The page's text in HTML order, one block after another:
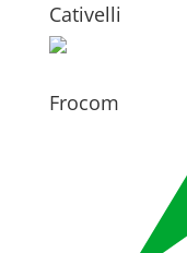
Cativelli
Frocom